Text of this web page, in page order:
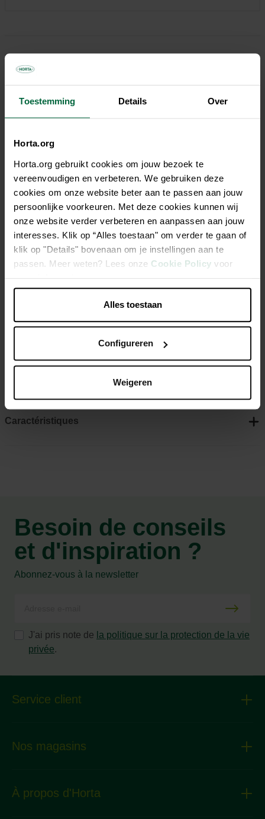
Toestemming Details Over
Horta.org
Horta.org gebruikt cookies om jouw bezoek te
vereenvoudigen en verbeteren. We gebruiken deze
cookies om onze website beter aan te passen aan jouw
persoonlijke voorkeuren. Met deze cookies kunnen wij
onze website verder verbeteren en aanpassen aan jouw
interesses. Klik op “Alles toestaan" om verder te gaan of
klik op "Details" bovenaan om je instellingen aan te
passen. Meer weten? Lees onze Cookie Policy voor
meer informatie.
Alles toestaan
Configureren
Weigeren
Description
Produit préventif pour lutter contre le mildiou de la pomme de
terre et les taches foliaires sur les oignons et les carottes.
Fytosol® Garden agit comme si la plante était attaquée par
stimulent les défenses naturelles de la plante. Après un
traitement, toutes sortes de mécanismes de défense seront
donc activés pour résister à une future infection. Plusieurs
applications par saison de croissance sont nécessaires pour
assurer une bonne stimulation des mécanismes
d'autodéfense de la plante. Utilisable en jardinage
biologique.
Produit agissant par contact pour lutter contre le mildiou
de la pomme de terre et les taches foliaires sur les
oignons et les carottes
Le produit agit comme si la plante était attaquée par un
champignon pathogène
Toutes sortes de mécanismes de défense de la plante
seront activés pour résister à une future infection
Peut être utilisé au potager biologique
Caractéristiques
Besoin de conseils
et d'inspiration ?
Abonnez-vous à la newsletter
J'ai pris note de la politique sur la protection de la vie
privée.
Service client
Nos magasins
À propos d'Horta